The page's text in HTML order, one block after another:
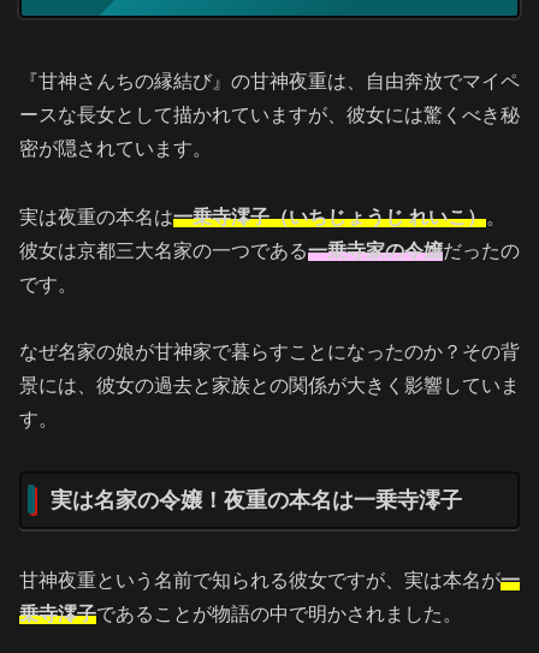
『甘神さんちの縁結び』の甘神夜重は、自由奔放でマイペ
ースな長女として描かれていますが、彼女には驚くべき秘
密が隠されています。
実は夜重の本名は一乗寺澪子（いちじょうじ れいこ）。
彼女は京都三大名家の一つである一乗寺家の令嬢だったの
です。
なぜ名家の娘が甘神家で暮らすことになったのか？その背
景には、彼女の過去と家族との関係が大きく影響していま
す。
実は名家の令嬢！夜重の本名は一乗寺澪子
甘神夜重という名前で知られる彼女ですが、実は本名が一
乗寺澪子であることが物語の中で明かされました。